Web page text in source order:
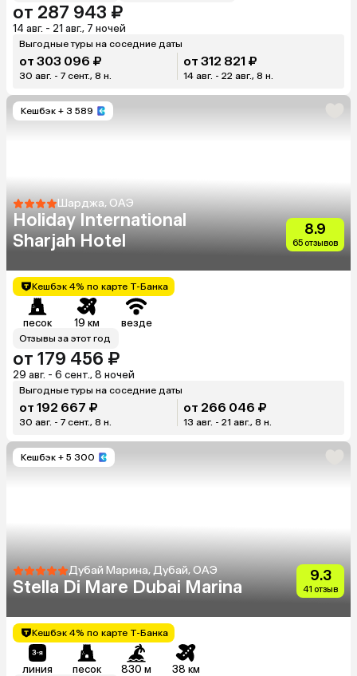
от 287 943 ₽
14 авг. - 21 авг., 7 ночей
Выгодные туры на соседние даты
от 303 096 ₽
30 авг. - 7 сент., 8 н.
от 312 821 ₽
14 авг. - 22 авг., 8 н.
Кешбэк + 3 589
Шарджа, ОАЭ
Holiday International
Sharjah Hotel
8.9
65 отзывов
Кешбэк 4% по карте Т-Банка
песок 19 км везде
Отзывы за этот год
от 179 456 ₽
29 авг. - 6 сент., 8 ночей
Выгодные туры на соседние даты
от 192 667 ₽
30 авг. - 7 сент., 8 н.
от 266 046 ₽
13 авг. - 21 авг., 8 н.
Кешбэк + 5 300
Дубай Марина, Дубай, ОАЭ
Stella Di Mare Dubai Marina
9.3
41 отзыв
Кешбэк 4% по карте Т-Банка
линия песок 830 м 38 км